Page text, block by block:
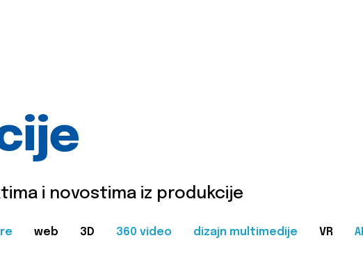
i novostima iz produkcije
web 3D 360 video dizajn multimedije VR